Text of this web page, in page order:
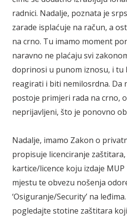
radnici. Nadalje, poznata je
zarade isplaćuje na račun, a
na crno. Tu imamo moment
naravno ne plaćaju svi
doprinosi u punom iznosu, i tu
reagirati i biti nemilosrdna. Da
postoje primjeri rada na crno,
neprijavljeni, što je ponovno
Nadalje, imamo Zakon o
propisuje licenciranje
kartice/licence koju izdaje
mjestu te obvezu nošenja
‘Osiguranje/Security’ na
pogledajte stotine zaštitara